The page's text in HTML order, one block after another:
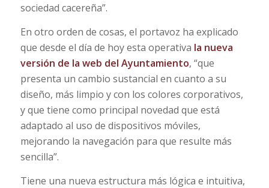
sociedad cacereña”.
En otro orden de cosas, el portavoz ha explicado
que desde el día de hoy esta operativa la nueva
versión de la web del Ayuntamiento, “que
presenta un cambio sustancial en cuanto a su
diseño, más limpio y con los colores corporativos,
y que tiene como principal novedad que está
adaptado al uso de dispositivos móviles,
mejorando la navegación para que resulte más
sencilla”.
Tiene una nueva estructura más lógica e intuitiva,